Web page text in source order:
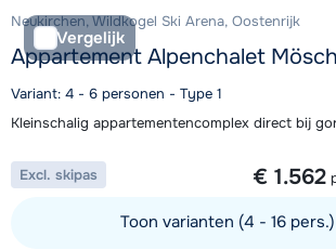
Vergelijk
Neukirchen, Wildkogel Ski Arena, Oostenrijk
Appartement Alpenchalet
Variant: 4 - 6 personen - Type 1
Kleinschalig appartementencomplex direct bij
€ 1.562
Excl. skipas
Toon varianten (4 - 16 pers.)